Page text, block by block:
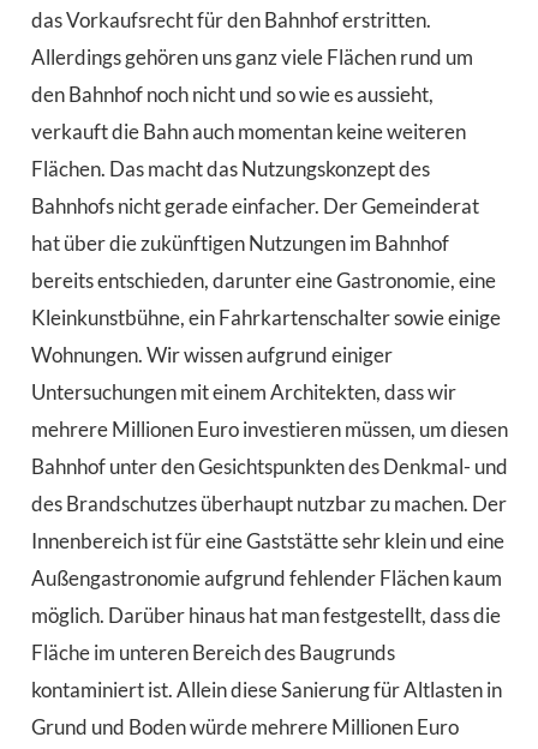
das Vorkaufsrecht für den Bahnhof erstritten.
Allerdings gehören uns ganz viele Flächen rund um
den Bahnhof noch nicht und so wie es aussieht,
verkauft die Bahn auch momentan keine weiteren
Flächen. Das macht das Nutzungskonzept des
Bahnhofs nicht gerade einfacher. Der Gemeinderat
hat über die zukünftigen Nutzungen im Bahnhof
bereits entschieden, darunter eine Gastronomie, eine
Kleinkunstbühne, ein Fahrkartenschalter sowie einige
Wohnungen. Wir wissen aufgrund einiger
Untersuchungen mit einem Architekten, dass wir
mehrere Millionen Euro investieren müssen, um diesen
Bahnhof unter den Gesichtspunkten des Denkmal- und
des Brandschutzes überhaupt nutzbar zu machen. Der
Innenbereich ist für eine Gaststätte sehr klein und eine
Außengastronomie aufgrund fehlender Flächen kaum
möglich. Darüber hinaus hat man festgestellt, dass die
Fläche im unteren Bereich des Baugrunds
kontaminiert ist. Allein diese Sanierung für Altlasten in
Grund und Boden würde mehrere Millionen Euro